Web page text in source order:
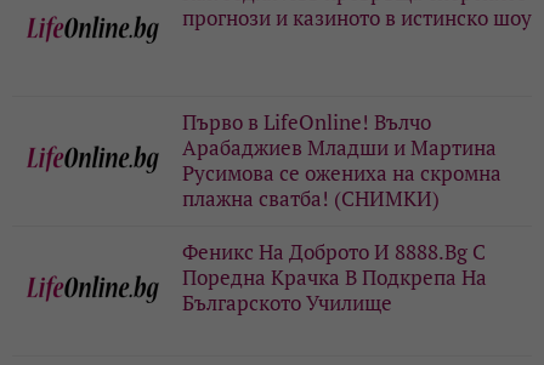
прогнози и казиното в истинско шоу
Първо в LifeOnline! Вълчо
Арабаджиев Младши и Мартина
Русимова сe oжениха на скромна
плажна сватба! (СНИМКИ)
Феникс На Доброто И 8888.Bg С
Поредна Крачка В Подкрепа На
Българското Училище